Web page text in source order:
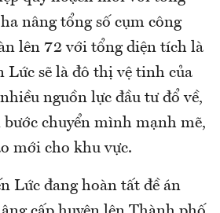
nâng tổng số cụm công
lên 72 với tổng diện tích là
Lức sẽ là đô thị vệ tinh của
nguồn lực đầu tư đổ về,
bước chuyển mình mạnh mẽ,
mới cho khu vực.
Lức đang hoàn tất đề án